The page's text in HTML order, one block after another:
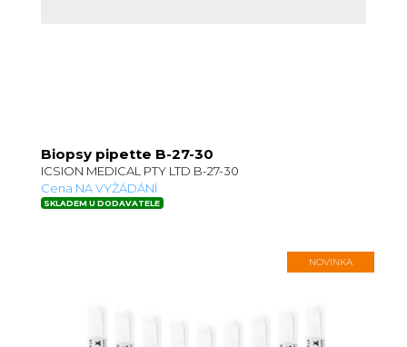
Biopsy pipette B-27-30
ICSION MEDICAL PTY LTD B-27-30
Cena NA VYŽÁDÁNÍ
SKLADEM U DODAVATELE
NOVINKA